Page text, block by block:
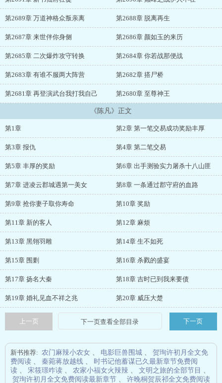
第2689章 万道神格众叛亲离 第2688章 脱离再生
第2687章 来世伴你身侧 第2686章 颜如玉的来历
第2685章 二次爆炸攻守转换 第2684章 你若战那便战
第2683章 有谁不服两大阵营 第2682章 搭尸桥
第2681章 再登演武台我打我自己 第2680章 至尊神王
《陈凡》正文
第1章 第2章 第一笔交易成功奖励丰厚
第3章 报仇 第4章 第二笔交易
第5章 丰厚的奖励 第6章 出手测验实力屠杀十八山匪
第7章 进凌云郡城遇第一美女 第8章 一条通过郡守府的血路
第9章 抢你妻子取你寿命 第10章 奖励
第11章 新的客人 第12章 麻烦
第13章 黑翎羽雕 第14章 生不如死
第15章 围剿 第16章 杀戮的盛宴
第17章 扬名大秦 第18章 吉时已到我来要债
第19章 婚礼见血不祥之兆 第20章 威压大楚
上一页 下一页
新书推荐: 农门麻辣小农女 、 电影巨兽围城 、
贺珣许初月全文免
费阅读 、 秦菀蒋放越线 、
时书记他蓄谋已久最新章节免费阅
读 、 宋筱璟咋读 、 农家小福女火辣辣 、 文明之旅的全部节目 、
贺珣许初月全文免费阅读最新章节 、 许晚桐贺辰祁全文免费阅读